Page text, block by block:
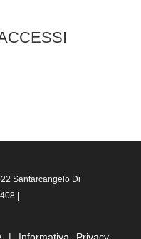
Santarcangelo Di
|